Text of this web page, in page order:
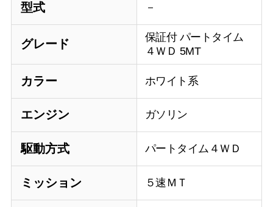
型式 －
グレード
保証付 パートタイム
４ＷＤ 5MT
カラー ホワイト系
エンジン ガソリン
駆動方式 パートタイム４ＷＤ
ミッション ５速ＭＴ